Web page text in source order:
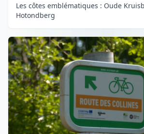
Les côtes emblématiques : Oude
Hotondberg